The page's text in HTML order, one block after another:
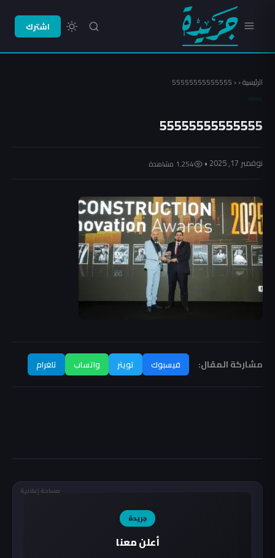
اشترك
الرئيسية‹
‹
55555555555555
55555555555555
نوفمبر 17, 2025 • 1٬254 مشاهدة
مشاركة المقال: فيسبوك تويتر واتساب تلغرام
مساحة إعلانية
جريدة
أعلن معنا